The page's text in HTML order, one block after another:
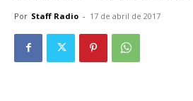
Por Staff Radio - 17 de abril de 2017